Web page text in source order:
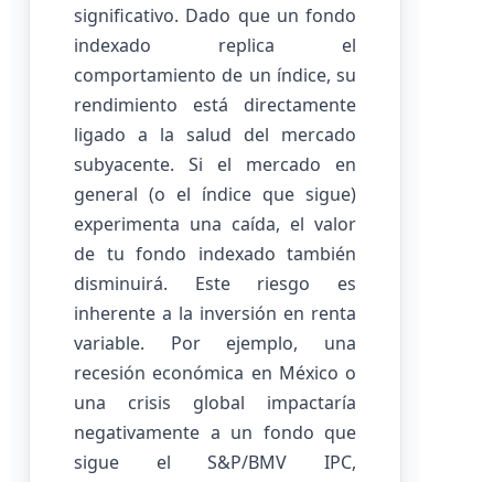
significativo. Dado que un fondo
indexado replica el
comportamiento de un índice, su
rendimiento está directamente
ligado a la salud del mercado
subyacente. Si el mercado en
general (o el índice que sigue)
experimenta una caída, el valor
de tu fondo indexado también
disminuirá. Este riesgo es
inherente a la inversión en renta
variable. Por ejemplo, una
recesión económica en México o
una crisis global impactaría
negativamente a un fondo que
sigue el S&P/BMV IPC,